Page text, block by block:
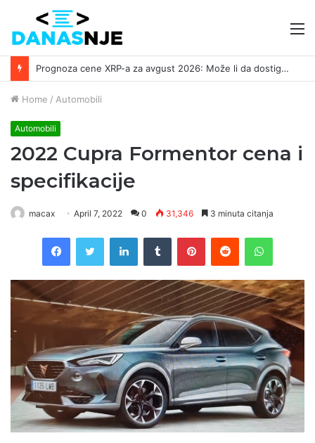
Prognoza cene XRP-a za avgust 2026: Može li da dostigne 1,50 dolara? ￼
Home / Automobili
Automobili
2022 Cupra Formentor cena i
specifikacije
macax April 7, 2022 0 31,346 3 minuta citanja
FacebookTwitter LinkedInTumblr PinterestReddit